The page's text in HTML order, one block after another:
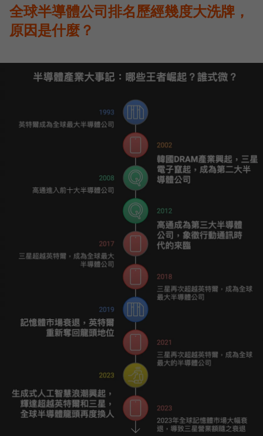
全球半導體公司排名歷經幾度大洗牌，
原因是什麼？